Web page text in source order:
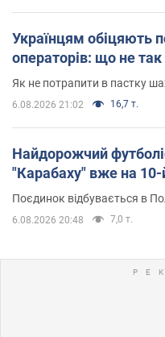
Українцям обіцяють
операторів: що не
Як не потрапити в пастку
6.08.2026 21:02 16,7 т.
Найдорожчий
"Карабаху" вже на 10-
Поєдинок відбувається в
6.08.2026 20:48 7,0 т.